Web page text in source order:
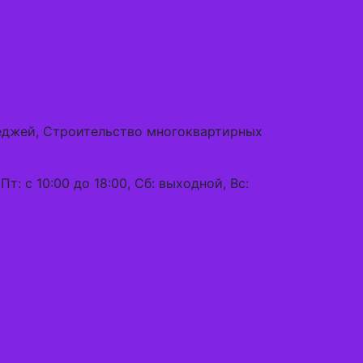
Строительство многоквартирных
с 10:00 до 18:00, Сб: выходной, Вс: